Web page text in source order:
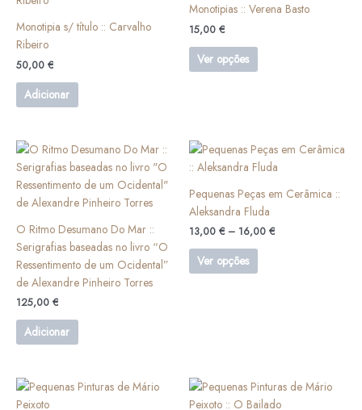
Monotipia s/ título :: Carvalho
Ribeiro
50,00 €
Adicionar
Monotipias :: Verena Basto
15,00 €
Ver opções
has
variants.
The
on
product
page
O Ritmo Desumano Do Mar ::
Serigrafias baseadas no livro “O
Ressentimento de um Ocidental”
de Alexandre Pinheiro Torres
125,00 €
Adicionar
Pequenas Peças em Cerâmica ::
Aleksandra Fluda
13,00 € – 16,00 €
Price
13,00 €
16,00 €
Ver opções
This
product
multiple
variants.
The
options
may
page
Price
This
Price
This
product